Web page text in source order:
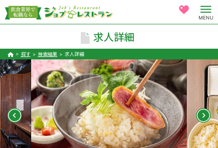
MENU
求人詳細
探す 検索結果 求人詳細